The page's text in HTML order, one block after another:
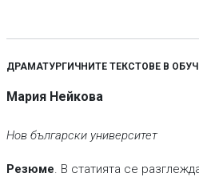
ДРАМАТУРГИЧНИТЕ ТЕКСТОВЕ В
Мария Нейкова
Нов български университет
Резюме. В статията се